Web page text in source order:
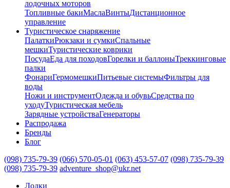
лодочных моторов
Топливные бакиМаслаВинтыДистанционное
управление
Туристическое снаряжение
ПалаткиРюкзаки и сумкиСпальные
мешкиТуристические коврики
ПосудаЕда для походовГорелки и баллоныТреккинговые
палки
ФонариГермомешкиПитьевые системыФильтры для
воды
Ножи и инструментОдежда и обувьСредства по
уходуТуристическая мебель
Зарядные устройстваГенераторы
Распродажа
Бренды
Блог
(098) 735-79-39 (066) 570-05-01 (063) 453-57-07 (098) 735-79-39
(098) 735-79-39 adventure_shop@ukr.net
Лодки